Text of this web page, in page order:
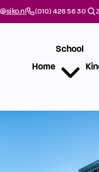
(010) 426 56 30
Home
School